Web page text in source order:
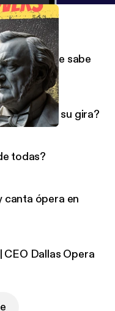
como antes?
que nadie sabe
la invitó a su gira?
todas?
canta ópera en
Dallas Opera